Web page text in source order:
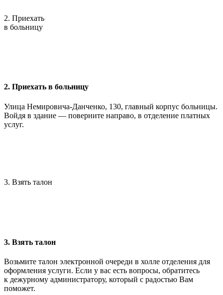
2. Приехать
в больницу
2. Приехать в больницу
Улица Немировича-Данченко, 130, главный корпус больницы.
Войдя в здание — поверните направо, в отделение платных
услуг.
3. Взять талон
3. Взять талон
Возьмите талон электронной очереди в холле отделения для
оформления услуги. Если у вас есть вопросы, обратитесь
к дежурному администратору, который с радостью Вам
поможет.